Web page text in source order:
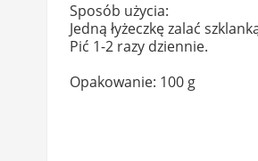
Sposób użycia:
Jedną łyżeczkę zalać
Pić 1-2 razy dziennie.
Opakowanie: 100 g